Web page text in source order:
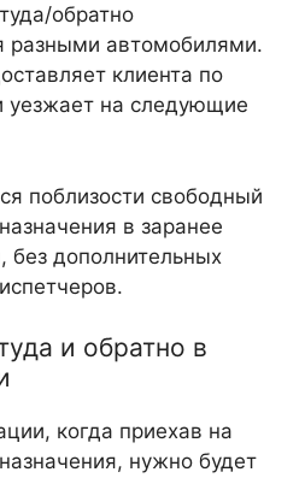
обратно
разными автомобилями.
клиента по
уезжает на следующие
поблизости свободный
в заранее
без дополнительных
и обратно в
когда приехав на
нужно будет